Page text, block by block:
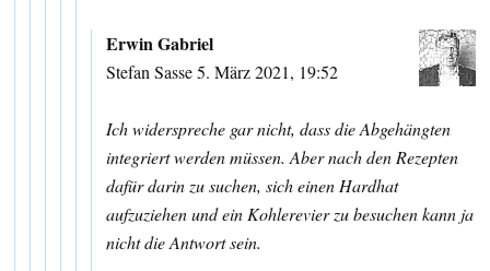
Erwin Gabriel
Stefan Sasse 5. März 2021, 19:52
Ich widerspreche gar nicht, dass die Abgehängten
integriert werden müssen. Aber nach den Rezepten
dafür darin zu suchen, sich einen Hardhat
aufzuziehen und ein Kohlerevier zu besuchen kann ja
nicht die Antwort sein.